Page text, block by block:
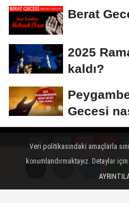
Berat
2025
kaldı?
Gecesi
Künye
Veri politikasındaki amaçlarla
konumlandırmaktayız. Detaylar